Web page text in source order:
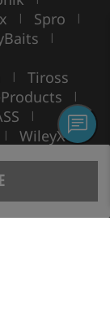
| Spro |
|
| Tiross
|
|
| WileyX
Tous droits réservés.
écrite est interdite.